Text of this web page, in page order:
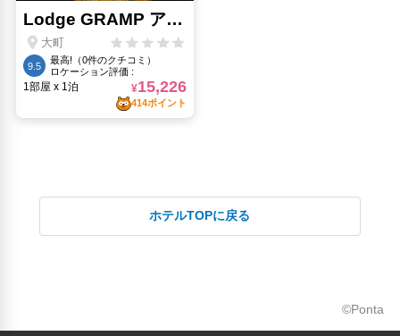
ホテルTOPに戻る
©Ponta